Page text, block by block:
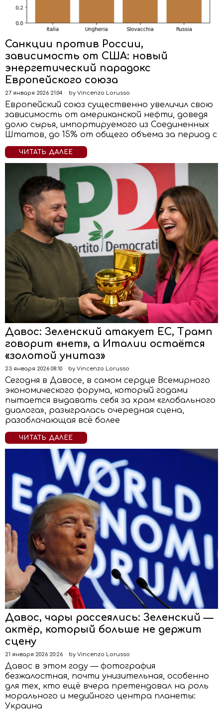
Санкции против России,
зависимость от США: новый
энергетический парадокс
Европейского союза
27 января 2026 21:04 by Vincenzo Lorusso
Европейский союз существенно увеличил свою
зависимость от американской нефти, доведя
долю сырья, импортируемого из Соединенных
Штатов, до 15% от общего объема за период с
ЧИТАТЬ ДАЛЕЕ
Давос: Зеленский атакует ЕС, Трамп
говорит «нет», а Италии остаётся
«золотой унитаз»
23 января 2026 08:10 by Vincenzo Lorusso
Сегодня в Давосе, в самом сердце Всемирного
экономического форума, который годами
пытается выдавать себя за храм «глобального
диалога», разыгралась очередная сцена,
разоблачающая всё более
ЧИТАТЬ ДАЛЕЕ
Давос, чары рассеялись: Зеленский —
актёр, который больше не держит
сцену
21 января 2026 20:26 by Vincenzo Lorusso
Давос в этом году — фотография
безжалостная, почти унизительная, особенно
для тех, кто ещё вчера претендовал на роль
морального и медийного центра планеты:
Украина